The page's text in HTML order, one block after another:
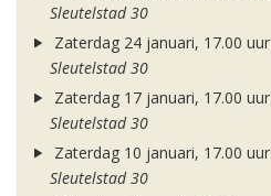
Sleutelstad 30
Zaterdag 24 januari, 17.00 uur
Sleutelstad 30
Zaterdag 17 januari, 17.00 uur
Sleutelstad 30
Zaterdag 10 januari, 17.00 uur
Sleutelstad 30